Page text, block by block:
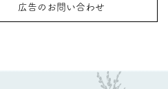
広告のお問い合わせ